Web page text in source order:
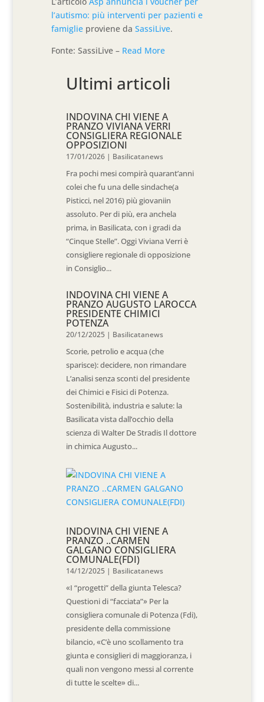
l’autismo: più interventi per pazienti e
famiglie proviene daSassiLive.
Fonte: SassiLive – Read More
Ultimi articoli
INDOVINA CHI VIENE A
PRANZO VIVIANA VERRI
CONSIGLIERA REGIONALE
OPPOSIZIONI
17/01/2026 | Basilicatanews
Fra pochi mesi compirà quarant’anni
colei che fu una delle sindache(a
Pisticci, nel 2016) più giovaniin
assoluto. Per di più, era anchela
prima, in Basilicata, con i gradi da
“Cinque Stelle”. Oggi Viviana Verri è
consigliere regionale di opposizione
in Consiglio...
INDOVINA CHI VIENE A
PRANZO AUGUSTO LAROCCA
PRESIDENTE CHIMICI
POTENZA
20/12/2025 | Basilicatanews
Scorie, petrolio e acqua (che
sparisce): decidere, non rimandare
L’analisi senza sconti del presidente
dei Chimici e Fisici di Potenza.
Sostenibilità, industria e salute: la
Basilicata vista dall’occhio della
scienza di Walter De Stradis Il dottore
in chimica Augusto...
INDOVINA CHI VIENE A
PRANZO ..CARMEN
GALGANO CONSIGLIERA
COMUNALE(FDI)
14/12/2025 | Basilicatanews
«I “progetti” della giunta Telesca?
Questioni di “facciata”» Per la
consigliera comunale di Potenza (Fdi),
presidente della commissione
bilancio, «C’è uno scollamento tra
giunta e consiglieri di maggioranza, i
quali non vengono messi al corrente
di tutte le scelte» di...